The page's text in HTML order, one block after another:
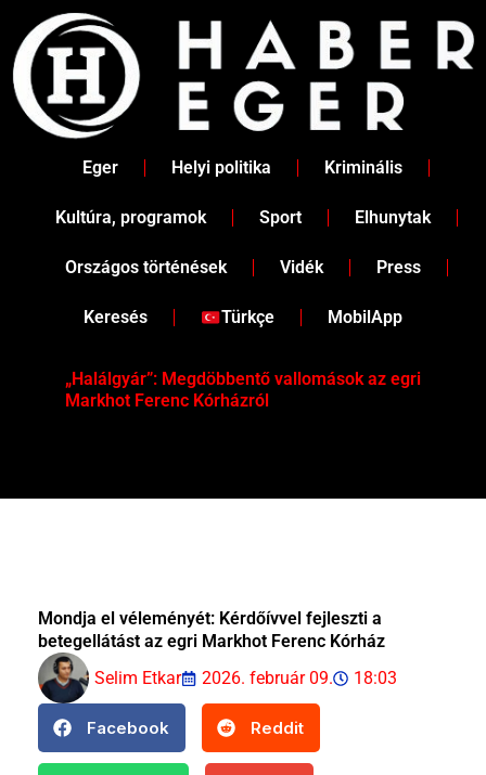
content
Eger Helyi politika Kriminális
Kultúra, programok Sport Elhunytak
Országos történések Vidék Press
Keresés Türkçe MobilApp
„Halálgyár”: Megdöbbentő vallomások az egri
Markhot Ferenc Kórházról
Mondja el véleményét: Kérdőívvel fejleszti a
betegellátást az egri Markhot Ferenc Kórház
Selim Etkar
2026. február 09. 18:03
Facebook Reddit